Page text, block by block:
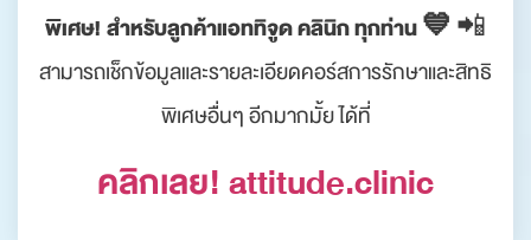
พิเศษ! สำหรับลูกค้าแอททิจูด คลินิก ทุกท่าน 💙 📲
สามารถเช็กข้อมูลและรายละเอียดคอร์สการรักษาและสิทธิ
พิเศษอื่นๆ อีกมากมั้ย ได้ที่
คลิกเลย! attitude.clinic